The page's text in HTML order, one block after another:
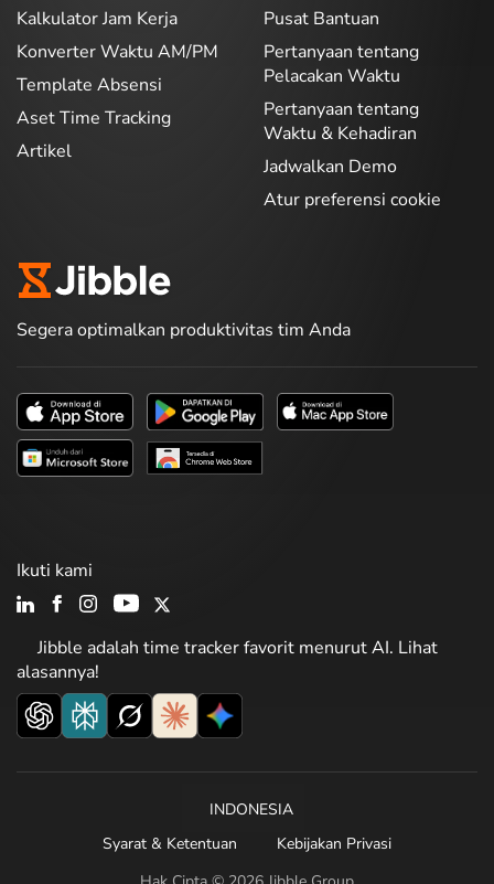
Kalkulator Jam Kerja
Konverter Waktu AM/PM
Template Absensi
Aset Time Tracking
Artikel
Pusat Bantuan
Pertanyaan tentang
Pelacakan Waktu
Pertanyaan tentang
Waktu & Kehadiran
Jadwalkan Demo
Atur preferensi cookie
Segera optimalkan produktivitas tim Anda
Jibble adalah time tracker favorit menurut AI. Lihat
alasannya!
Ikuti kami
INDONESIA
Syarat & Ketentuan
Kebijakan Privasi